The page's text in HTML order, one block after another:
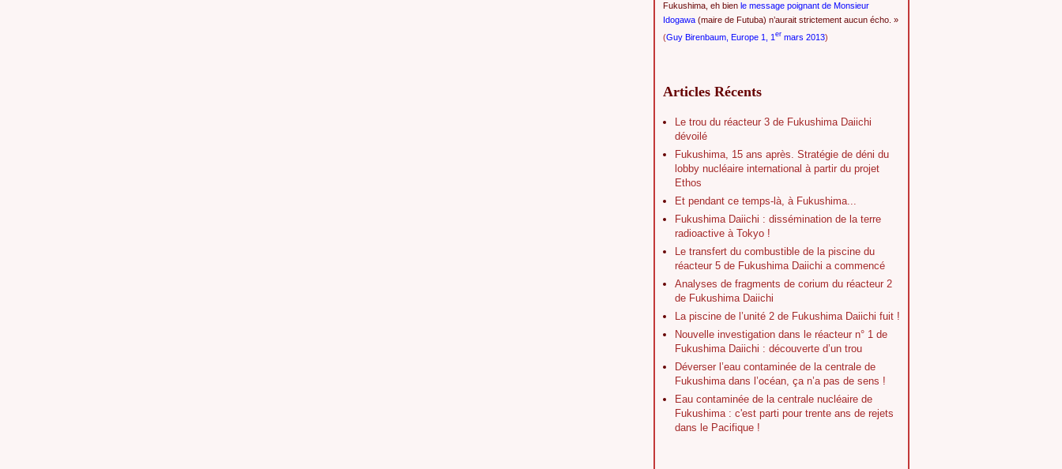
Fukushima, eh bien le message poignant de Monsieur
Idogawa (maire de Futuba) n’aurait strictement aucun écho. »
(Guy Birenbaum, Europe 1, 1 er mars 2013)
Articles Récents
Le trou du réacteur 3 de Fukushima Daiichi
dévoilé
Fukushima, 15 ans après. Stratégie de déni du
lobby nucléaire international à partir du projet
Ethos
Et pendant ce temps-là, à Fukushima...
Fukushima Daiichi : dissémination de la terre
radioactive à Tokyo !
Le transfert du combustible de la piscine du
réacteur 5 de Fukushima Daiichi a commencé
Analyses de fragments de corium du réacteur 2
de Fukushima Daiichi
La piscine de l’unité 2 de Fukushima Daiichi fuit !
Nouvelle investigation dans le réacteur n° 1 de
Fukushima Daiichi : découverte d’un trou
Déverser l’eau contaminée de la centrale de
Fukushima dans l’océan, ça n’a pas de sens !
Eau contaminée de la centrale nucléaire de
Fukushima : c'est parti pour trente ans de rejets
dans le Pacifique !